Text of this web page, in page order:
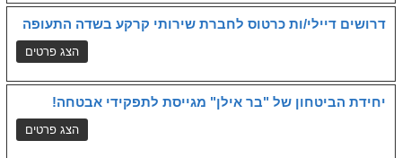
דרושים דיילי/ות כרטוס לחברת שירותי קרקע בשדה התעופה
יחידת הביטחון של "בר אילן" מגייסת לתפקידי אבטחה!